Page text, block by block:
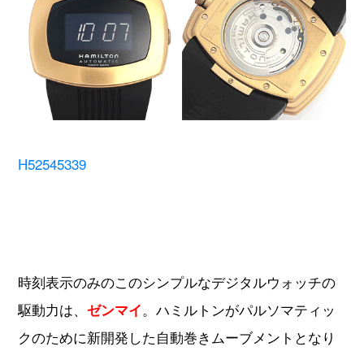
H52545339
時刻表示のみのこのシンプルなデジタルウォッチの
駆動力は、 ゼンマイ。ハミルトンがパルソマティッ
クのために新開発した自動巻きムーブメントとなり